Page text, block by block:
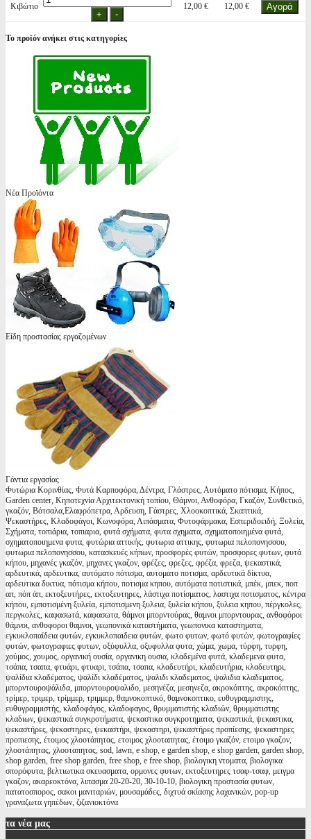
Κιβώτιο 12,00 € 12,00 €
Το προϊόν ανήκει στις κατηγορίες
Νέα Προϊόντα
Είδη προστασίας εργαζομένων
Γάντια εργασίας
Φυτώρια Κορινθίας, Φυτά Καρποφόρα, Δέντρα, Γλάστρες, Αυτόματο πότισμα, Κήπος,
Garden center, Κηποτεχνία Αρχιτεκτονική τοπίου, Θάμνοι, Ανθοφόρα, Γκαζόν, Συνθετικό,
γκαζόν, Βότσαλα,Ελαφρόπετρα, Αρδευση, Γάστρες, Χλοοκοπτικά, Σκαπτικά,
Ψεκαστήρες, Κλαδοφάγοι, Κωνοφόρα, Λιπάσματα, Φυτοφάρμακα, Εσπεριδοειδή, Ξυλεία,
Σχήματα, τοπιάρια, τοπιαρια, φυτά σχήματα, φυτα σχηματα, σχηματοποιημένα φυτά,
σχηματοποιημενα φυτα, φυτώρια αττικής, φυτωρια αττικης, φυτωρια πελοπονησσου,
φυτωρια πελοπονησσου, κατασκευές κήπων, προσφορές φυτών, προσφορες φυτων, φυτά
κήπου, μηχανές γκαζόν, μηχανες γκαζον, φρέζες, φρεζες, φρέζα, φρεζα, ψεκαστικά,
αρδευτικά, αρδευτικα, αυτόματο πότισμα, αυτοματο ποτισμα, αρδευτικά δίκτυα,
αρδευτικα δικτυα, πότισμα κήπου, ποτισμα κηπου, αυτόματα ποτιστικά, μπέκ, μπεκ, ποπ
απ, πόπ άπ, εκτοξευτήρες, εκτοξευτηρες, λάστιχα ποτίσματος, λαστιχα ποτισματος, κέντρα
κήπου, εμποτισμένη ξυλεία, εμποτισμενη ξυλεια, ξυλεία κήπου, ξυλεια κηπου, πέργκολες,
περγκολες, καφασωτά, καφασωτα, θάμνοι μπορντούρας, θαμνοι μπορντουρας, ανθοφόροι
θάμνοι, ανθοφοροι θαμνοι, γεωπονικά καταστήματα, γεωπονικα καταστηματα,
εγκυκλοπαίδεια φυτών, εγκυκλοπαιδεια φυτών, φωτο φυτων, φωτό φυτών, φωτογραφίες
φυτών, φωτογραφιες φυτων, οξύφυλλα, οξυφυλλα φυτα, χώμα, χωμα, τύρφη, τυρφη,
χούμος, χουμος, οργανική ουσία, οργανικη ουσια, κλαδεμένα φυτά, κλαδεμενα φυτα,
τσάπα, τσαπα, φτυάρι, φτυαρι, τσάπα, τσαπα, κλαδευτήρι, κλαδευτήρια, κλαδευτηρι,
ψαλίδια κλαδέματος, ψαλίδι κλαδέματος, ψαλιδι κλαδεματος, ψαλιδια κλαδεματος,
μπορντουροψάλιδα, μπορντουροψαλιδο, μεσηνέζα, μεσηνεζα, ακροκόπτης, ακροκόπτης,
τρίμερ, τριμερ, τρίμμερ, τριμμερ, θαμνοκοπτικό, θαμνοκοπτικο, ευθυγραμμιστης,
ευθυγραμμιστής, κλαδοφάγος, κλαδοφαγος, θρυμματιστής κλαδιών, θρυμματιστης
κλαδιων, ψεκαστικά συγκροτήματα, ψεκαστικα συγκροτηματα, ψεκαστικά, ψεκαστικα,
ψεκαστήρες, ψεκαστηρες, ψεκαστήρι, ψεκαστηρι, ψεκαστήρες προπίεσης, ψεκαστηρες
προπιεσης, έτοιμος χλοοτάπητας, ετοιμος χλοοταπητας, έτοιμο γκαζόν, ετοιμο γκαζον,
χλοοτάπητας, χλοοταπητας, sod, lawn, e shop, e garden shop, e shop garden, garden shop,
shop garden, free shop garden, free shop, e free shop, βιολογικη ντοματα, βιολογικα
σπορόφυτα, βελτιωτικα σκευασματα, ορμονες φυτων, εκτοξευτηρες τσαφ-τσαφ, μειγμα
γκαζον, ακαρεοκτόνα, λιπασμα 20-20-20, 30-10-10, βιολογικη προστασία φυτων,
πατατοσπορος, σακοι μανιταριών, μουσαμάδες, διχτυά σκίασης λαχανικών, pop-up
γραναζωτα γηπέδων, ζιζανιοκτόνα
τα νέα μας